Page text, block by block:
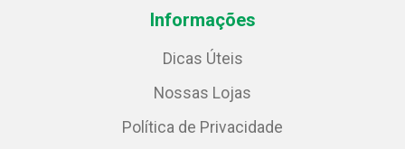
Informações
Dicas Úteis
Nossas Lojas
Política de Privacidade